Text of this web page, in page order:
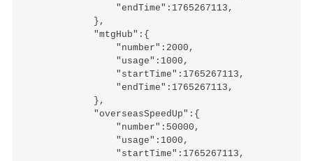
                "endTime":1765267113,
            },
            "mtgHub":{
                "number":2000,
                "usage":1000,
                "startTime":1765267113,
                "endTime":1765267113,
            },
            "overseasSpeedUp":{
                "number":50000,
                "usage":1000,
                "startTime":1765267113,